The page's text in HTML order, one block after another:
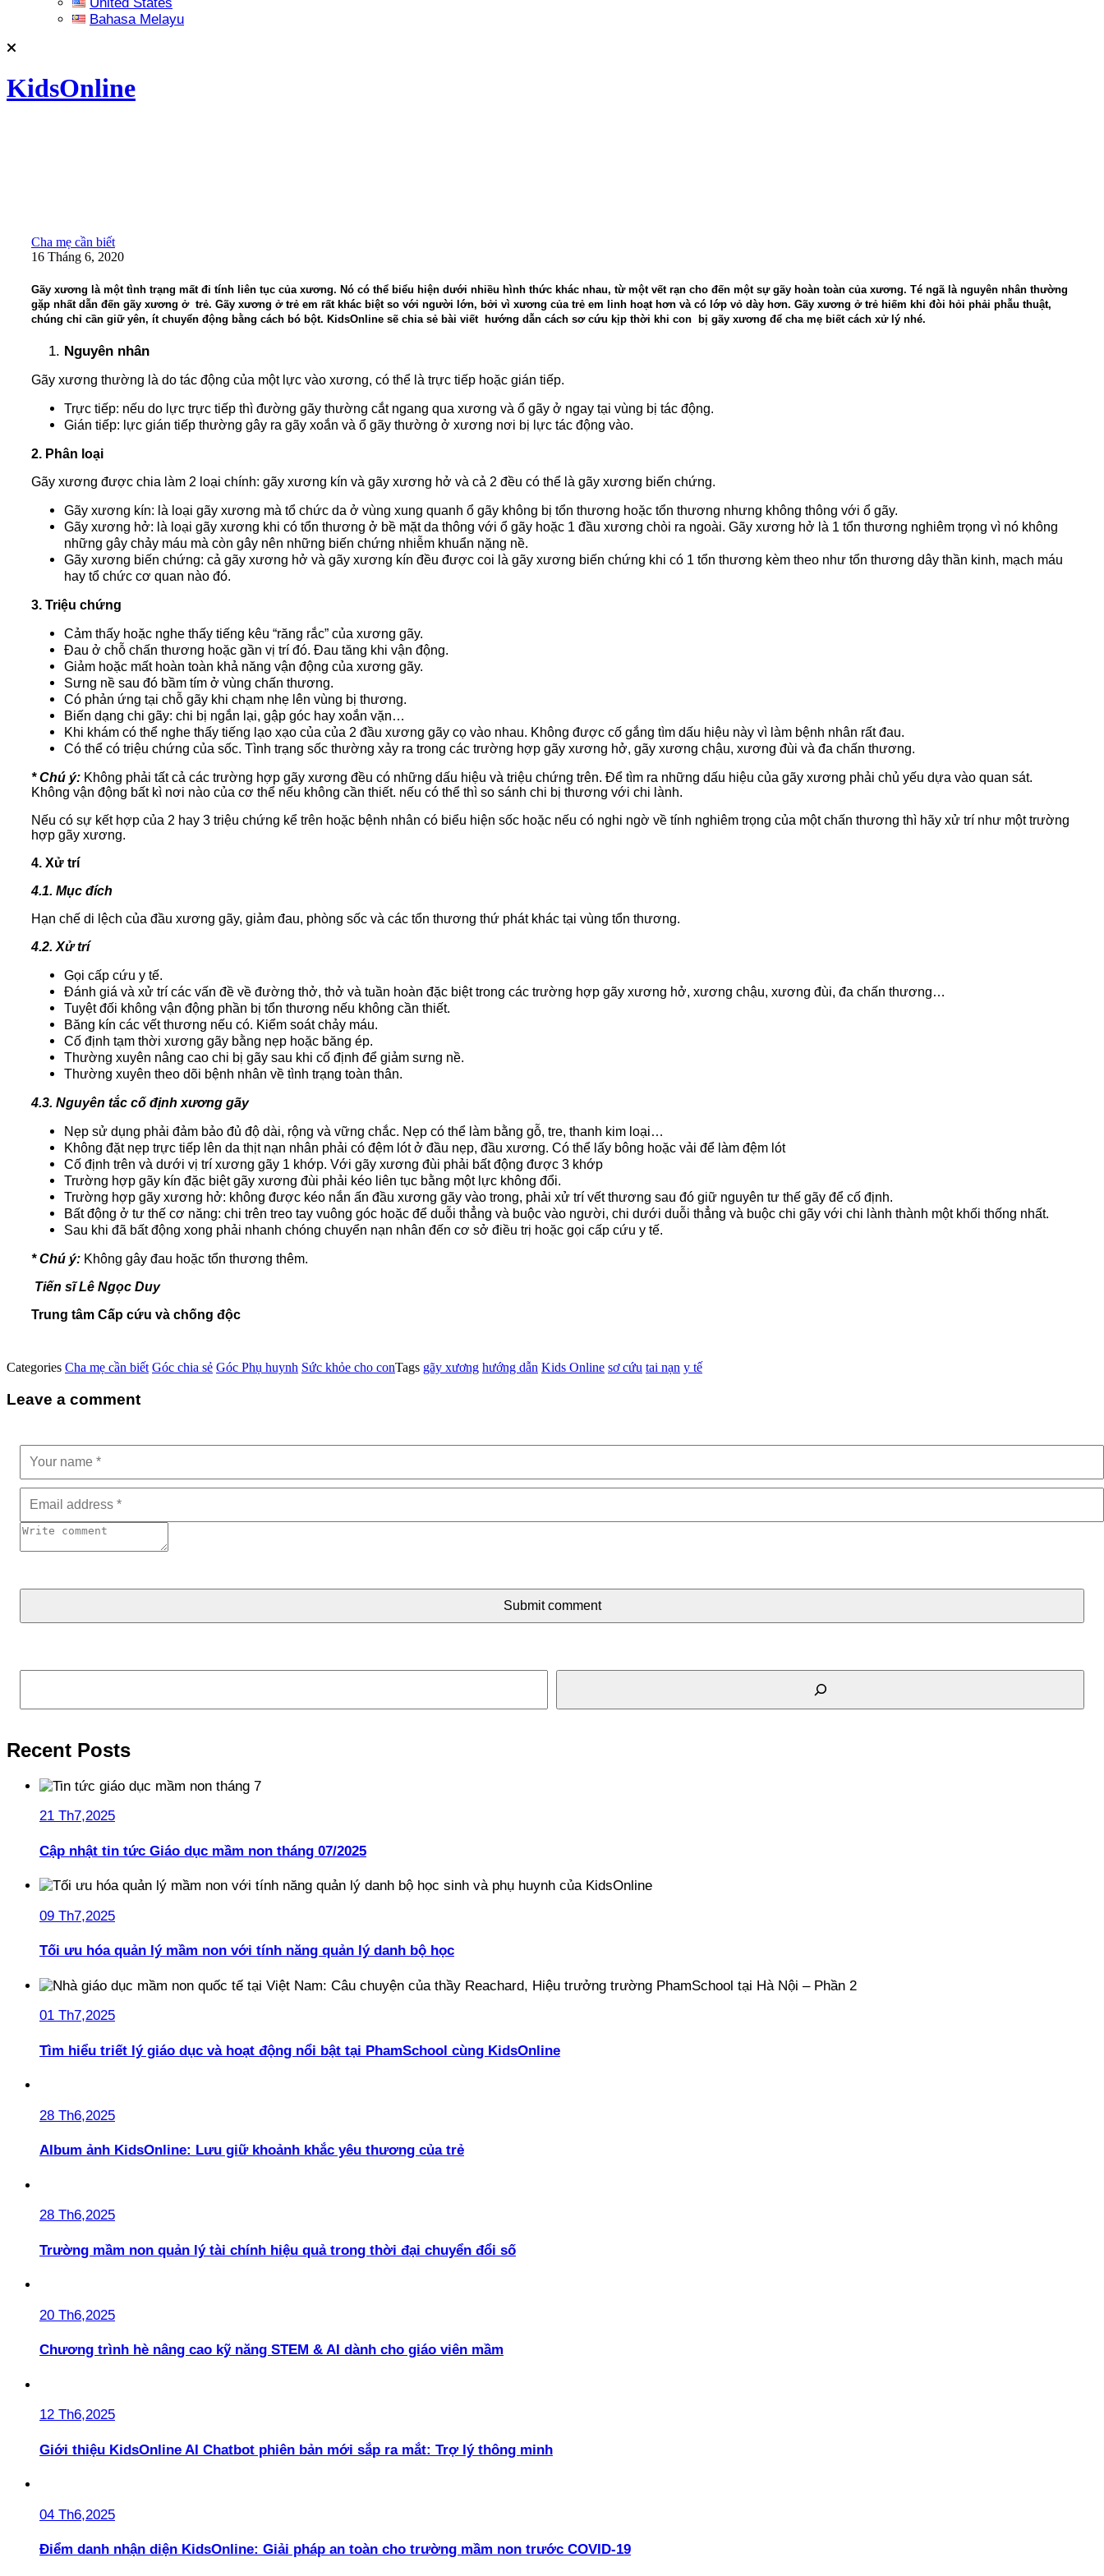
Bahasa Melayu
KidsOnline
Cha mẹ cần biết
16 Tháng 6, 2020
Gãy xương là một tình trạng mất đi tính liên tục của xương. Nó có thể biểu hiện dưới nhiều hình thức khác nhau, từ một vết rạn cho đến một sự gãy hoàn toàn của xương. Té ngã là nguyên nhân thường
gặp nhất dẫn đến gãy xương ở trẻ. Gãy xương ở trẻ em rất khác biệt so với người lớn, bởi vì xương của trẻ em linh hoạt hơn và có lớp vỏ dày hơn. Gãy xương ở trẻ hiếm khi đòi hỏi phải phẫu thuật,
chúng chỉ cần giữ yên, ít chuyển động bằng cách bó bột. KidsOnline sẽ chia sẻ bài viết hướng dẫn cách sơ cứu kịp thời khi con bị gãy xương để cha mẹ biết cách xử lý nhé.
Nguyên nhân
Gãy xương thường là do tác động của một lực vào xương, có thể là trực tiếp hoặc gián tiếp.
Trực tiếp: nếu do lực trực tiếp thì đường gãy thường cắt ngang qua xương và ổ gãy ở ngay tại vùng bị tác động.
Gián tiếp: lực gián tiếp thường gây ra gãy xoắn và ổ gãy thường ở xương nơi bị lực tác động vào.
2. Phân loại
Gãy xương được chia làm 2 loại chính: gãy xương kín và gãy xương hở và cả 2 đều có thể là gãy xương biến chứng.
Gãy xương kín: là loại gãy xương mà tổ chức da ở vùng xung quanh ổ gãy không bị tổn thương hoặc tổn thương nhưng không thông với ổ gãy.
Gãy xương hở: là loại gãy xương khi có tổn thương ở bề mặt da thông với ổ gãy hoặc 1 đầu xương chòi ra ngoài. Gãy xương hở là 1 tổn thương nghiêm trọng vì nó không
những gây chảy máu mà còn gây nên những biến chứng nhiễm khuẩn nặng nề.
Gãy xương biến chứng: cả gãy xương hở và gãy xương kín đều được coi là gãy xương biến chứng khi có 1 tổn thương kèm theo như tổn thương dây thần kinh, mạch máu
hay tổ chức cơ quan nào đó.
3. Triệu chứng
Cảm thấy hoặc nghe thấy tiếng kêu “răng rắc” của xương gãy.
Đau ở chỗ chấn thương hoặc gần vị trí đó. Đau tăng khi vận động.
Giảm hoặc mất hoàn toàn khả năng vận động của xương gãy.
Sưng nề sau đó bầm tím ở vùng chấn thương.
Có phản ứng tại chỗ gãy khi chạm nhẹ lên vùng bị thương.
Biến dạng chi gãy: chi bị ngắn lại, gập góc hay xoắn vặn…
Khi khám có thể nghe thấy tiếng lạo xạo của của 2 đầu xương gãy cọ vào nhau. Không được cố gắng tìm dấu hiệu này vì làm bệnh nhân rất đau.
Có thể có triệu chứng của sốc. Tình trạng sốc thường xảy ra trong các trường hợp gãy xương hở, gãy xương chậu, xương đùi và đa chấn thương.
* Chú ý: Không phải tất cả các trường hợp gãy xương đều có những dấu hiệu và triệu chứng trên. Để tìm ra những dấu hiệu của gãy xương phải chủ yếu dựa vào quan sát.
Không vận động bất kì nơi nào của cơ thể nếu không cần thiết. nếu có thể thì so sánh chi bị thương với chi lành.
Nếu có sự kết hợp của 2 hay 3 triệu chứng kể trên hoặc bệnh nhân có biểu hiện sốc hoặc nếu có nghi ngờ về tính nghiêm trọng của một chấn thương thì hãy xử trí như một trường
hợp gãy xương.
4. Xử trí
4.1. Mục đích
Hạn chế di lệch của đầu xương gãy, giảm đau, phòng sốc và các tổn thương thứ phát khác tại vùng tổn thương.
4.2. Xử trí
Gọi cấp cứu y tế.
Đánh giá và xử trí các vấn đề về đường thở, thở và tuần hoàn đặc biệt trong các trường hợp gãy xương hở, xương chậu, xương đùi, đa chấn thương…
Tuyệt đối không vận động phần bị tổn thương nếu không cần thiết.
Băng kín các vết thương nếu có. Kiểm soát chảy máu.
Cố định tạm thời xương gãy bằng nẹp hoặc băng ép.
Thường xuyên nâng cao chi bị gãy sau khi cố định để giảm sưng nề.
Thường xuyên theo dõi bệnh nhân về tình trạng toàn thân.
4.3. Nguyên tắc cố định xương gãy
Nẹp sử dụng phải đảm bảo đủ độ dài, rộng và vững chắc. Nẹp có thể làm bằng gỗ, tre, thanh kim loại…
Không đặt nẹp trực tiếp lên da thịt nạn nhân phải có đệm lót ở đầu nẹp, đầu xương. Có thể lấy bông hoặc vải để làm đệm lót
Cố định trên và dưới vị trí xương gãy 1 khớp. Với gãy xương đùi phải bất động được 3 khớp
Trường hợp gãy kín đặc biệt gãy xương đùi phải kéo liên tục bằng một lực không đổi.
Trường hợp gãy xương hở: không được kéo nắn ấn đầu xương gãy vào trong, phải xử trí vết thương sau đó giữ nguyên tư thế gãy để cố định.
Bất động ở tư thế cơ năng: chi trên treo tay vuông góc hoặc để duỗi thẳng và buộc vào người, chi dưới duỗi thẳng và buộc chi gãy với chi lành thành một khối thống nhất.
Sau khi đã bất động xong phải nhanh chóng chuyển nạn nhân đến cơ sở điều trị hoặc gọi cấp cứu y tế.
* Chú ý: Không gây đau hoặc tổn thương thêm.
Tiến sĩ Lê Ngọc Duy
Trung tâm Cấp cứu và chống độc
Categories Cha mẹ cần biết Góc chia sẻ Góc Phụ huynh Sức khỏe cho conTags gãy xương hướng dẫn Kids Online sơ cứu tai nạn y tế
Leave a comment
Submit comment
Tìm kiếm
Recent Posts
21 Th7,2025
Cập nhật tin tức Giáo dục mầm non tháng 07/2025
09 Th7,2025
Tối ưu hóa quản lý mầm non với tính năng quản lý danh bộ học
01 Th7,2025
Tìm hiểu triết lý giáo dục và hoạt động nổi bật tại PhamSchool cùng KidsOnline
28 Th6,2025
Album ảnh KidsOnline: Lưu giữ khoảnh khắc yêu thương của trẻ
28 Th6,2025
Trường mầm non quản lý tài chính hiệu quả trong thời đại chuyển đổi số
20 Th6,2025
Chương trình hè nâng cao kỹ năng STEM & AI dành cho giáo viên mầm
12 Th6,2025
Giới thiệu KidsOnline AI Chatbot phiên bản mới sắp ra mắt: Trợ lý thông minh
04 Th6,2025
Điểm danh nhận diện KidsOnline: Giải pháp an toàn cho trường mầm non trước COVID-19